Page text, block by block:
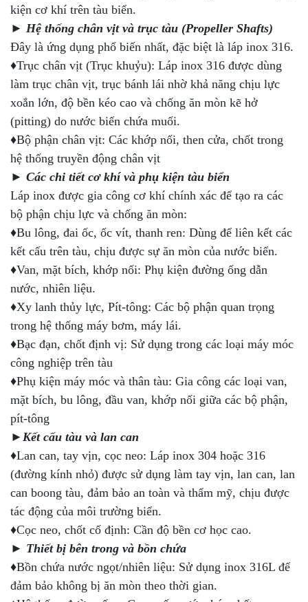
kiện cơ khí trên tàu biển.
► Hệ thống chân vịt và trục tàu (Propeller Shafts)
Đây là ứng dụng phổ biến nhất, đặc biệt là láp inox 316.
♦Trục chân vịt (Trục khuỷu): Láp inox 316 được dùng
làm trục chân vịt, trục bánh lái nhờ khả năng chịu lực
xoắn lớn, độ bền kéo cao và chống ăn mòn kẽ hở
(pitting) do nước biển chứa muối.
♦Bộ phận chân vịt: Các khớp nối, then cửa, chốt trong
hệ thống truyền động chân vịt
► Các chi tiết cơ khí và phụ kiện tàu biển
Láp inox được gia công cơ khí chính xác để tạo ra các
bộ phận chịu lực và chống ăn mòn:
♦Bu lông, đai ốc, ốc vít, thanh ren: Dùng để liên kết các
kết cấu trên tàu, chịu được sự ăn mòn của nước biển.
♦Van, mặt bích, khớp nối: Phụ kiện đường ống dẫn
nước, nhiên liệu.
♦Xy lanh thủy lực, Pít-tông: Các bộ phận quan trọng
trong hệ thống máy bơm, máy lái.
♦Bạc đạn, chốt định vị: Sử dụng trong các loại máy móc
công nghiệp trên tàu
♦Phụ kiện máy móc và thân tàu: Gia công các loại van,
mặt bích, bu lông, đầu van, khớp nối giữa các bộ phận,
pít-tông
►Kết cấu tàu và lan can
♦Lan can, tay vịn, cọc neo: Láp inox 304 hoặc 316
(đường kính nhỏ) được sử dụng làm tay vịn, lan can, lan
can boong tàu, đảm bảo an toàn và thẩm mỹ, chịu được
tác động của môi trường biển.
♦Cọc neo, chốt cố định: Cần độ bền cơ học cao.
► Thiết bị bên trong và bồn chứa
♦Bồn chứa nước ngọt/nhiên liệu: Sử dụng inox 316L để
đảm bảo không bị ăn mòn theo thời gian.